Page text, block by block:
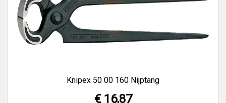
Knipex 50 00 160 Nijptang
€ 16,87